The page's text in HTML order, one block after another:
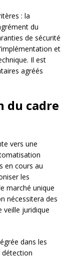
: la
du
de sécurité
et
Il est
agréés
du cadre
vers une
en cours au
les
marché unique
nécessitera des
veille juridique
dans les